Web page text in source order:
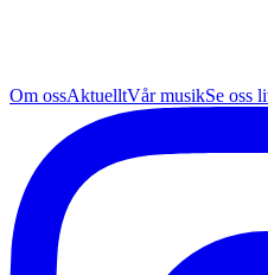
Om ossAktuelltVår musikSe oss